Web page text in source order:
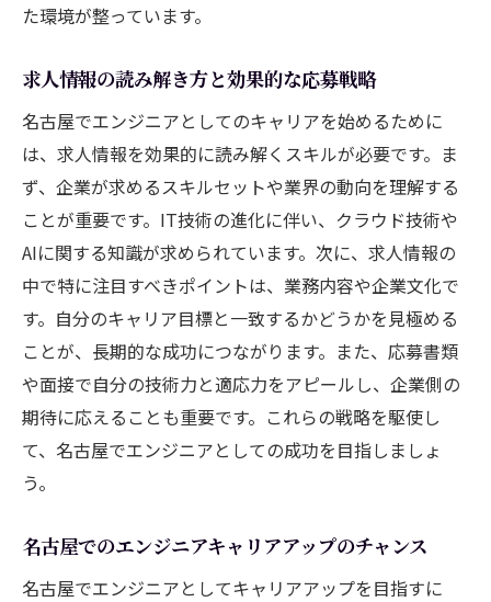
た環境が整っています。
求人情報の読み解き方と効果的な応募戦略
名古屋でエンジニアとしてのキャリアを始めるために
は、求人情報を効果的に読み解くスキルが必要です。ま
ず、企業が求めるスキルセットや業界の動向を理解する
ことが重要です。IT技術の進化に伴い、クラウド技術や
AIに関する知識が求められています。次に、求人情報の
中で特に注目すべきポイントは、業務内容や企業文化で
す。自分のキャリア目標と一致するかどうかを見極める
ことが、長期的な成功につながります。また、応募書類
や面接で自分の技術力と適応力をアピールし、企業側の
期待に応えることも重要です。これらの戦略を駆使し
て、名古屋でエンジニアとしての成功を目指しましょ
う。
名古屋でのエンジニアキャリアアップのチャンス
名古屋でエンジニアとしてキャリアアップを目指すに